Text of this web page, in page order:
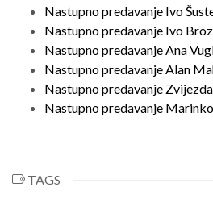
Nastupno predavanje Ivo
Nastupno predavanje Ivo Broz
Nastupno predavanje Ana
Nastupno predavanje Alan
Nastupno predavanje
Nastupno predavanje
TAGS